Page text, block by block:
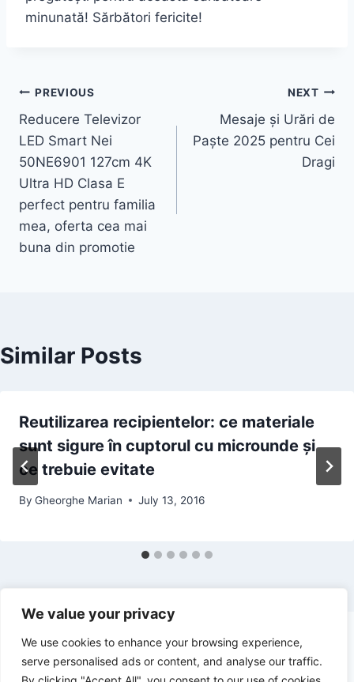
We value your privacy
We use cookies to enhance your browsing experience,
serve personalised ads or content, and analyse our traffic.
minunată! Sărbători fericite!
Post
navigation
PREVIOUS
Reducere Televizor
LED Smart Nei
50NE6901 127cm 4K
Ultra HD Clasa E
perfect pentru familia
mea, oferta cea mai
buna din promotie
NEXT
Mesaje și Urări de
Paște 2025 pentru Cei
Dragi
Similar Posts
Reutilizarea recipientelor: ce materiale
sunt sigure în cuptorul cu microunde și
ce trebuie evitate
By Gheorghe Marian July 13, 2016